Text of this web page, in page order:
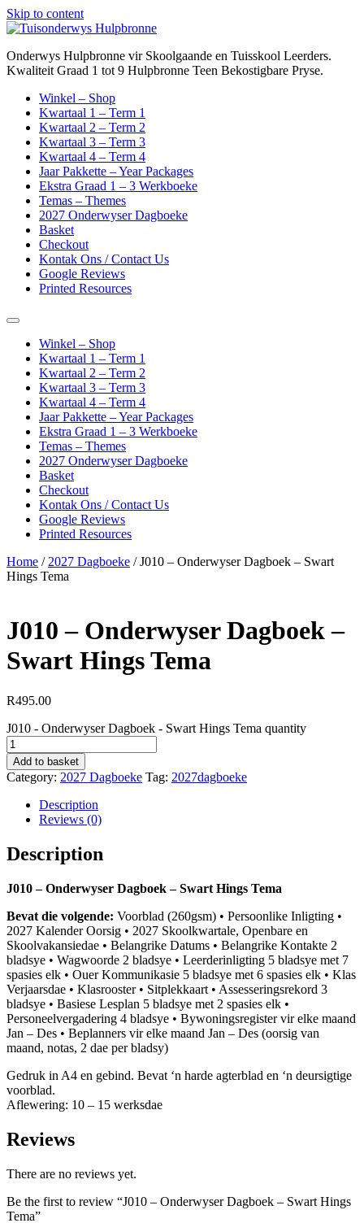
Skip to content
Onderwys Hulpbronne vir Skoolgaande en Tuisskool Leerders.
Kwaliteit Graad 1 tot 9 Hulpbronne Teen Bekostigbare Pryse.
Winkel – Shop
Kwartaal 1 – Term 1
Kwartaal 2 – Term 2
Kwartaal 3 – Term 3
Kwartaal 4 – Term 4
Jaar Pakkette – Year Packages
Ekstra Graad 1 – 3 Werkboeke
Temas – Themes
2027 Onderwyser Dagboeke
Basket
Checkout
Kontak Ons / Contact Us
Google Reviews
Printed Resources
Winkel – Shop
Kwartaal 1 – Term 1
Kwartaal 2 – Term 2
Kwartaal 3 – Term 3
Kwartaal 4 – Term 4
Jaar Pakkette – Year Packages
Ekstra Graad 1 – 3 Werkboeke
Temas – Themes
2027 Onderwyser Dagboeke
Basket
Checkout
Kontak Ons / Contact Us
Google Reviews
Printed Resources
Home / 2027 Dagboeke / J010 – Onderwyser Dagboek – Swart
Hings Tema
J010 – Onderwyser Dagboek –
Swart Hings Tema
R495.00
J010 - Onderwyser Dagboek - Swart Hings Tema quantity
Add to basket
Category: 2027 Dagboeke Tag: 2027dagboeke
Description
Reviews (0)
Description
J010 – Onderwyser Dagboek – Swart Hings Tema
Bevat die volgende: Voorblad (260gsm) • Persoonlike Inligting •
2027 Kalender Oorsig • 2027 Skoolkwartale, Openbare en
Skoolvakansiedae • Belangrike Datums • Belangrike Kontakte 2
bladsye • Wagwoorde 2 bladsye • Leerderinligting 5 bladsye met 7
spasies elk • Ouer Kommunikasie 5 bladsye met 6 spasies elk • Klas
Verjaarsdae • Klasrooster • Sitplekkaart • Assesseringsrekord 3
bladsye • Basiese Lesplan 5 bladsye met 2 spasies elk •
Personeelvergadering 4 bladsye • Bywoningsregister vir elke maand
Jan – Des • Beplanners vir elke maand Jan – Des (oorsig van
maand, notas, 2 dae per bladsy)
Gedruk in A4 en gebind. Bevat ‘n harde agterblad en ‘n deursigtige
voorblad.
Aflewering: 10 – 15 werksdae
Reviews
There are no reviews yet.
Be the first to review “J010 – Onderwyser Dagboek – Swart Hings
Tema”